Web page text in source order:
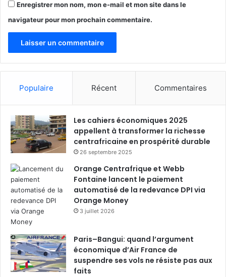
Enregistrer mon nom, mon e-mail et mon site dans le
navigateur pour mon prochain commentaire.
Populaire Récent Commentaires
Les cahiers économiques 2025
appellent à transformer la richesse
centrafricaine en prospérité durable
26 septembre 2025
Orange Centrafrique et Webb
Fontaine lancent le paiement
automatisé de la redevance DPI via
Orange Money
3 juillet 2026
Paris–Bangui: quand l’argument
économique d’Air France de
suspendre ses vols ne résiste pas aux
faits